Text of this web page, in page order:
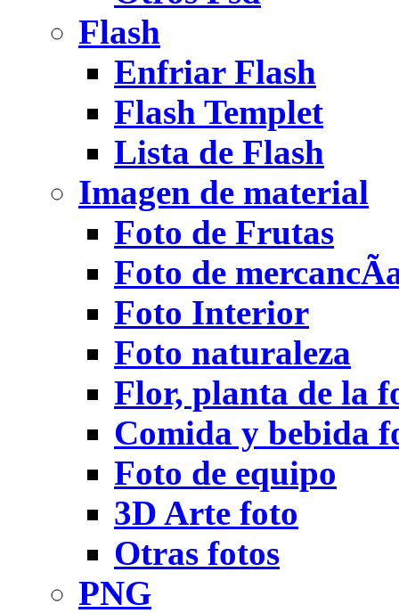
Flash
Enfriar Flash
Flash Templet
Lista de Flash
Imagen de material
Foto de Frutas
Foto de
Foto Interior
Foto naturaleza
Flor, planta de la
Comida y bebida
Foto de equipo
3D Arte foto
Otras fotos
PNG